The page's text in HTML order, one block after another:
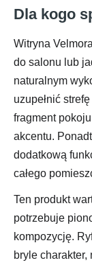
Dla kogo
Witryna
do salonu lub
naturalnym
uzupełnić
fragment
akcentu.
dodatkową
całego
Ten produkt
potrzebuje
kompozycję.
bryle